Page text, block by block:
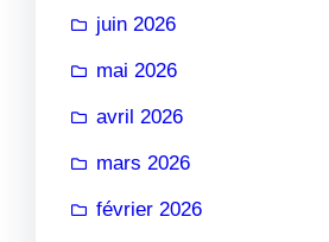
juin 2026
mai 2026
avril 2026
mars 2026
février 2026